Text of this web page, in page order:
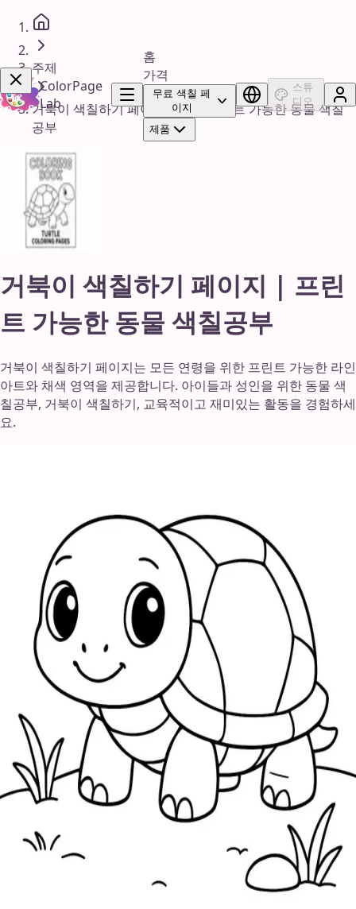
지금 구매!
ColorPage
Lab
홈
가격
무료 색칠 페
이지
제품
스튜
디오
주제
거북이 색칠하기 페이지 | 무료 프린트 가능한 동물 색칠
공부
거북이 색칠하기 페이지 | 프린
트 가능한 동물 색칠공부
거북이 색칠하기 페이지는 모든 연령을 위한 프린트 가능한 라인
아트와 채색 영역을 제공합니다. 아이들과 성인을 위한 동물 색
칠공부, 거북이 색칠하기, 교육적이고 재미있는 활동을 경험하세
요.